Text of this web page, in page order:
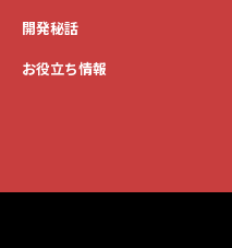
開発秘話
お役立ち情報